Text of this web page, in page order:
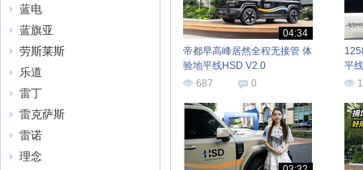
蓝电
蓝旗亚
劳斯莱斯
乐道
雷丁
雷克萨斯
雷诺
理念
04:34
帝都早高峰居然全程无接管 体
验地平线HSD V2.0
687
0
平
国游